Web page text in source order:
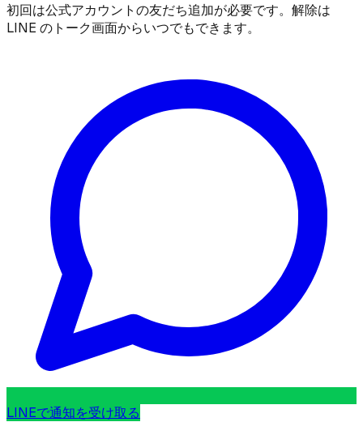
初回は公式アカウントの友だち追加が必要です。解除は
LINE のトーク画面からいつでもできます。
LINEで通知を受け取る